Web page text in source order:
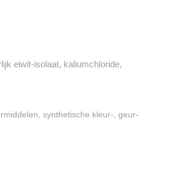
eiwit-isolaat, kaliumchloride,
synthetische kleur-, geur-